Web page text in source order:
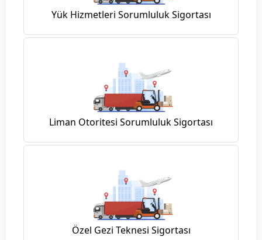
Yük Hizmetleri Sorumluluk Sigortası
Liman Otoritesi Sorumluluk Sigortası
Özel Gezi Teknesi Sigortası